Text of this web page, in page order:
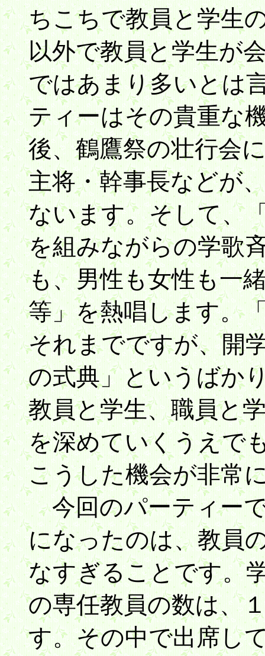
ちこちで教員と学生
以外で教員と学生が
ではあまり多いとは
ティーはその貴重な
後、鶴鷹祭の壮行会
主将・幹事長などが
ないます。そして、
を組みながらの学歌
も、男性も女性も一
等」を熱唱します。
それまでですが、開
の式典」というばか
教員と学生、職員と
を深めていくうえで
こうした機会が非常
今回のパーティーで
になったのは、教員
なすぎることです。
の専任教員の数は、
す。その中で出席し